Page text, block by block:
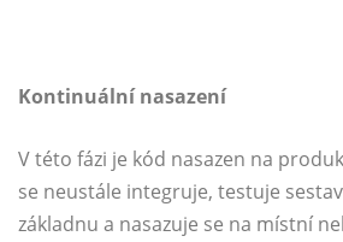
Kontinuální nasazení
V této fázi je kód nasazen na
se neustále integruje, testuje
základnu a nasazuje se na místní